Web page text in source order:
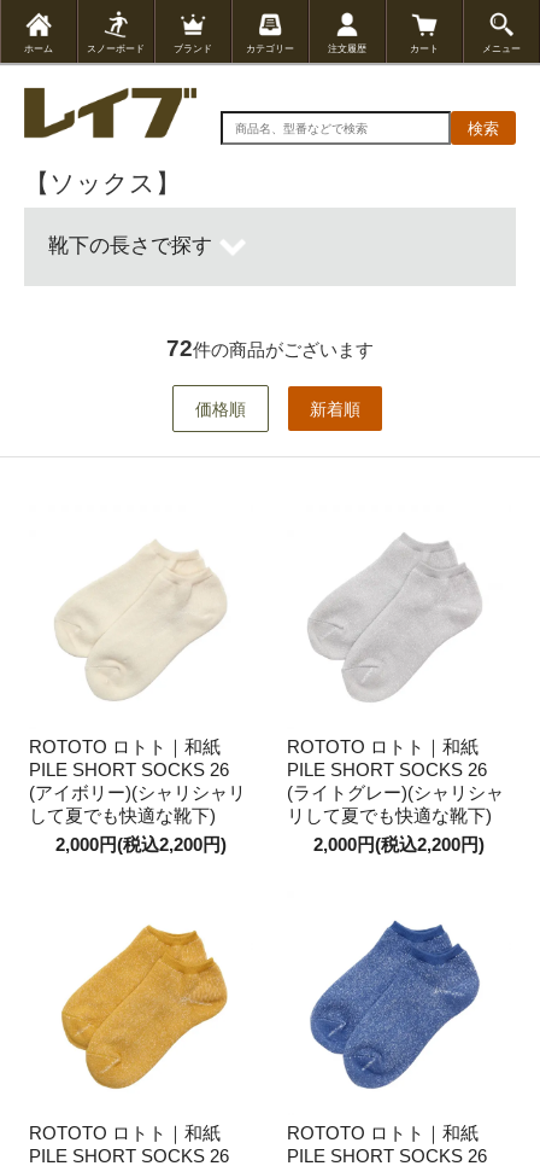
ホーム スノーボード ブランド カテゴリー 注文履歴 カート メニュー
検索
【ソックス】
靴下の長さで探す
72件の商品がございます
価格順 新着順
ROTOTO ロトト｜和紙
PILE SHORT SOCKS 26
(アイボリー)(シャリシャリ
して夏でも快適な靴下)
2,000円(税込2,200円)
ROTOTO ロトト｜和紙
PILE SHORT SOCKS 26
(ライトグレー)(シャリシャ
リして夏でも快適な靴下)
2,000円(税込2,200円)
ROTOTO ロトト｜和紙
PILE SHORT SOCKS 26
ROTOTO ロトト｜和紙
PILE SHORT SOCKS 26